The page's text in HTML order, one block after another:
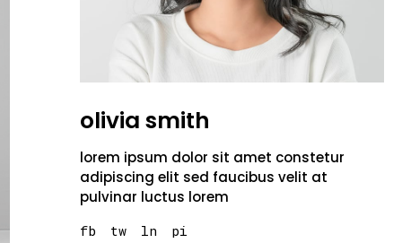
olivia smith
lorem ipsum dolor sit amet constetur
adipiscing elit sed faucibus velit at
pulvinar luctus lorem
fb tw ln pi